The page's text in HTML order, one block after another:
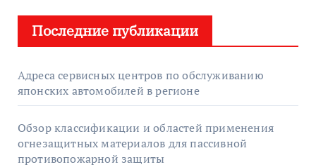
Последние публикации
Адреса сервисных центров по обслуживанию
японских автомобилей в регионе
Обзор классификации и областей применения
огнезащитных материалов для пассивной
противопожарной защиты